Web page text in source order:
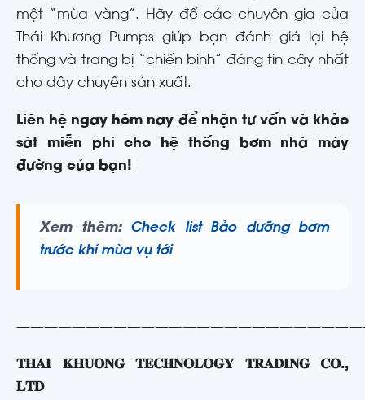
một “mùa vàng”. Hãy để các chuyên gia của
Thái Khương Pumps giúp bạn đánh giá lại hệ
thống và trang bị “chiến binh” đáng tin cậy nhất
cho dây chuyền sản xuất.
Liên hệ ngay hôm nay để nhận tư vấn và khảo
sát miễn phí cho hệ thống bơm nhà máy
đường của bạn!
Xem thêm: Check list Bảo dưỡng bơm
trước khí mùa vụ tới
𝐓𝐇𝐀𝐈 𝐊𝐇𝐔𝐎𝐍𝐆 𝐓𝐄𝐂𝐇𝐍𝐎𝐋𝐎𝐆𝐘 𝐓𝐑𝐀𝐃𝐈𝐍𝐆 𝐂𝐎.,
𝐋𝐓𝐃